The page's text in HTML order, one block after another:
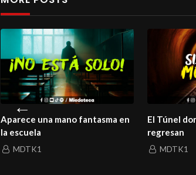
Aparece una mano fantasma en
la escuela
MDTK1
El Túnel
regresan
MDTK1